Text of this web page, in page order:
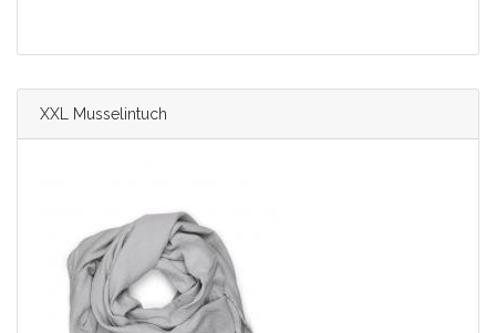
XXL Musselintuch